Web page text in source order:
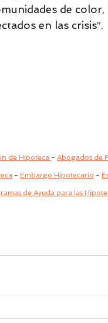
de color,
en las crisis”.
de Hipoteca - Abogados de
- Embargo Hipotecario -
de Ayuda para las